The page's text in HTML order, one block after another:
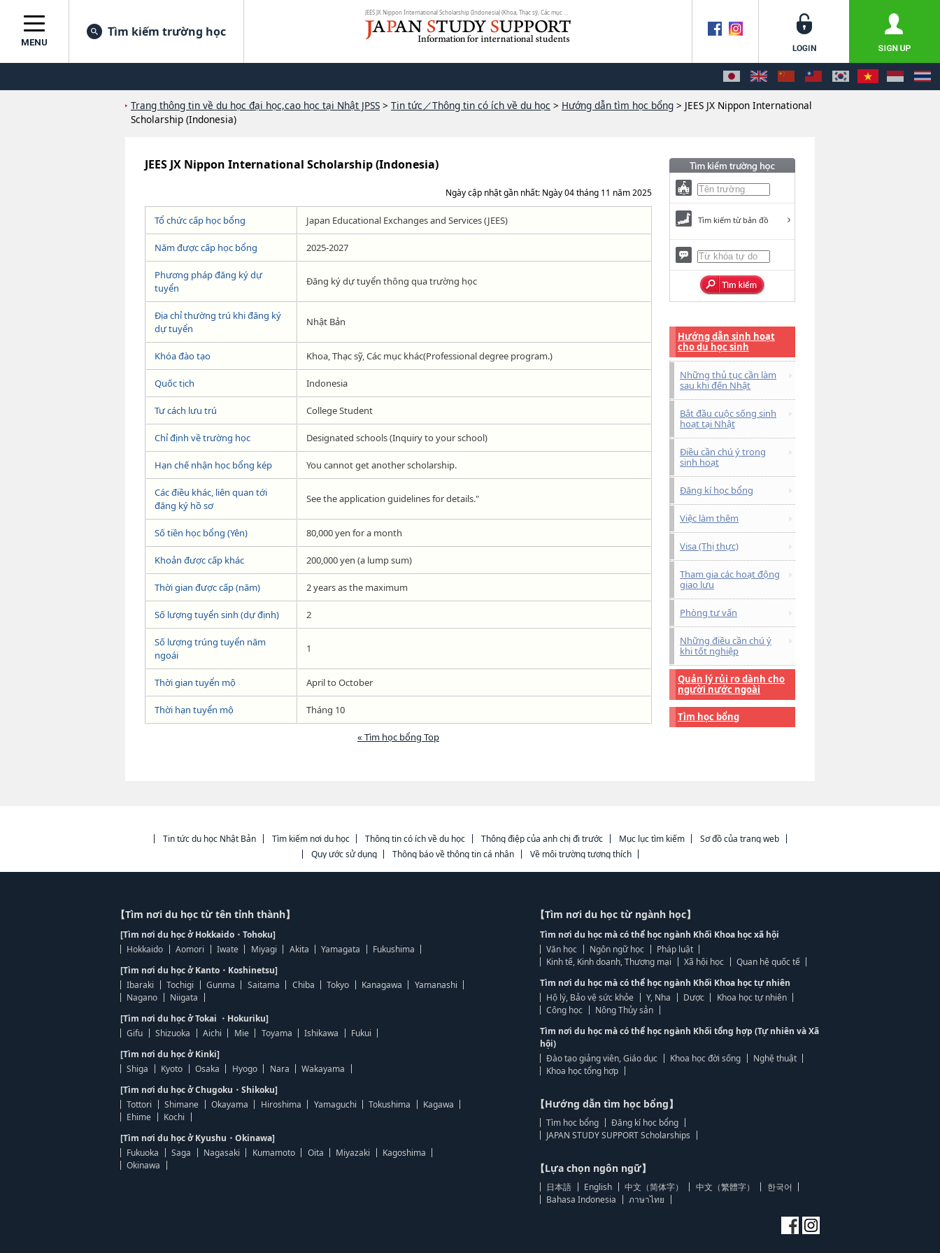
JEES JX Nippon International Scholarship (Indonesia) (Khoa, Thạc sỹ, Các mục ...
MENU
Tìm kiếm trường học
Trang thông tin về du học đại học,cao học tại Nhật JPSS > Tin tức／Thông tin có ích về du học > Hướng dẫn tìm học bổng > JEES JX Nippon International
Scholarship (Indonesia)
JEES JX Nippon International Scholarship (Indonesia)
Ngày cập nhật gần nhất: Ngày 04 tháng 11 năm 2025
Tổ chức cấp học bổng Japan Educational Exchanges and Services (JEES)
Năm được cấp học bổng 2025-2027
Phương pháp đăng ký dự
tuyển
Đăng ký dự tuyển thông qua trường học
Địa chỉ thường trú khi đăng ký
dự tuyển
Nhật Bản
Khóa đào tạo Khoa, Thạc sỹ, Các mục khác(Professional degree program.)
Quốc tịch Indonesia
Tư cách lưu trú College Student
Chỉ định về trường học Designated schools (Inquiry to your school)
Hạn chế nhận học bổng kép You cannot get another scholarship.
Các điều khác, liên quan tới
đăng ký hồ sơ
See the application guidelines for details."
Số tiền học bổng (Yên) 80,000 yen for a month
Khoản được cấp khác 200,000 yen (a lump sum)
Thời gian được cấp (năm) 2 years as the maximum
Số lượng tuyển sinh (dự định) 2
Số lượng trúng tuyển năm
ngoái
1
Thời gian tuyển mộ April to October
Thời hạn tuyển mộ Tháng 10
« Tìm học bổng Top
Tìm kiếm từ bản đồ
Hướng dẫn sinh hoạt
cho du học sinh
Những thủ tục cần làm
sau khi đến Nhật
Bắt đầu cuộc sống sinh
hoạt tại Nhật
Điều cần chú ý trong
sinh hoạt
Đăng kí học bổng
Việc làm thêm
Visa (Thị thực)
Tham gia các hoạt động
giao lưu
Phòng tư vấn
Những điều cần chú ý
khi tốt nghiệp
Quản lý rủi ro dành cho
người nước ngoài
Tìm học bổng
Tin tức du học Nhật Bản Tìm kiếm nơi du học Thông tin có ích về du học Thông điệp của anh chị đi trước Mục lục tìm kiếm
Sơ đồ của trang web
Quy ước sử dụng
Thông báo về thông tin cá nhân Về môi trường tương thích
【Tìm nơi du học từ tên tỉnh thành】
[Tìm nơi du học ở Hokkaido・Tohoku]
Hokkaido
Aomori Iwate Miyagi Akita Yamagata
Fukushima
[Tìm nơi du học ở Kanto・Koshinetsu]
Ibaraki
Tochigi Gunma Saitama Chiba Tokyo Kanagawa
Yamanashi
Nagano
Niigata
[Tìm nơi du học ở Tokai ・Hokuriku]
Gifu
Shizuoka Aichi Mie Toyama Ishikawa
Fukui
[Tìm nơi du học ở Kinki]
Shiga
Kyoto Osaka Hyogo Nara
Wakayama
[Tìm nơi du học ở Chugoku・Shikoku]
Tottori
Shimane Okayama Hiroshima Yamaguchi Tokushima
Kagawa
Ehime
Kochi
[Tìm nơi du học ở Kyushu・Okinawa]
Fukuoka
Saga Nagasaki Kumamoto Oita Miyazaki
Kagoshima
Okinawa
【Tìm nơi du học từ ngành học】
Tìm nơi du học mà có thể học ngành Khối Khoa học xã hội
Văn học
Ngôn ngữ học
Pháp luật
Kinh tế, Kinh doanh, Thương mại
Xã hội học
Quan hệ quốc tế
Tìm nơi du học mà có thể học ngành Khối Khoa học tự nhiên
Hộ lý, Bảo vệ sức khỏe
Y, Nha Dược
Khoa học tự nhiên
Công học
Nông Thủy sản
Tìm nơi du học mà có thể học ngành Khối tổng hợp (Tự nhiên và Xã
hội)
Đào tạo giảng viên, Giáo dục
Khoa học đời sống
Nghệ thuật
Khoa học tổng hợp
【Hướng dẫn tìm học bổng】
Tìm học bổng
Đăng kí học bổng
JAPAN STUDY SUPPORT Scholarships
【Lựa chọn ngôn ngữ】
日本語 English 中文（简体字） 中文（繁體字）
한국어
Bahasa Indonesia
ภาษาไทย